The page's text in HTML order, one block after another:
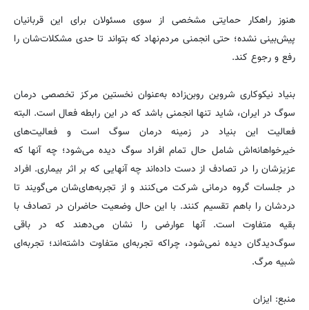
هنوز راهکار حمایتی مشخصی از سوی مسئولان برای این قربانیان
پیش‌بینی نشده؛ حتی انجمنی مردم‌نهاد که بتواند تا حدی مشکلات‌شان را
رفع و رجوع کند.
بنیاد نیکوکاری شروین روبن‌زاده به‌عنوان نخستین مرکز تخصصی درمان
سوگ در ایران، شاید تنها انجمنی باشد که در این رابطه فعال است. البته
فعالیت این بنیاد در زمینه درمان سوگ است و فعالیت‌های
خیرخواهانه‌اش شامل حال تمام افراد سوگ دیده می‌شود؛ چه آنها که
عزیزشان را در تصادف از دست داده‌اند چه آنهایی که بر اثر بیماری. افراد
در جلسات گروه درمانی شرکت می‌کنند و از تجربه‌های‌شان می‌گویند تا
دردشان را باهم تقسیم کنند. با این حال وضعیت حاضران در تصادف با
بقیه متفاوت است. آنها عوارضی را نشان می‌دهند که در باقی
سوگ‌دیدگان دیده نمی‌شود، چراکه تجربه‌ای متفاوت داشته‌اند؛ تجربه‌ای
شبیه مرگ.
منبع: ایزان